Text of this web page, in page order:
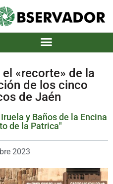
el «recorte» de la
de los cinco
de Jaén
y Baños de la Encina
de la Patrica"
2023